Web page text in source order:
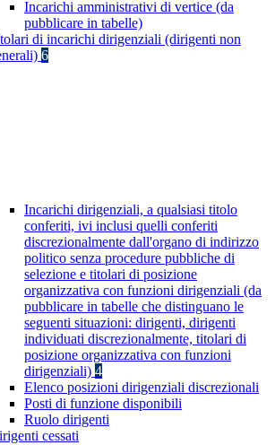
Incarichi amministrativi di vertice (da
pubblicare in tabelle)
di incarichi dirigenziali (dirigenti non
6
Incarichi dirigenziali, a qualsiasi titolo
conferiti, ivi inclusi quelli conferiti
discrezionalmente dall'organo di indirizzo
politico senza procedure pubbliche di
selezione e titolari di posizione
organizzativa con funzioni dirigenziali (da
pubblicare in tabelle che distinguano le
seguenti situazioni: dirigenti, dirigenti
individuati discrezionalmente, titolari di
posizione organizzativa con funzioni
dirigenziali) 4
Elenco posizioni dirigenziali discrezionali
Posti di funzione disponibili
Ruolo dirigenti
cessati